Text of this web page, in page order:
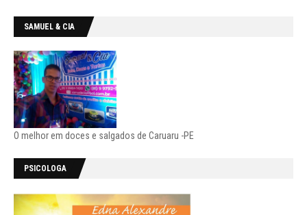
SAMUEL & CIA
O melhor em doces e salgados de Caruaru -PE
PSICOLOGA